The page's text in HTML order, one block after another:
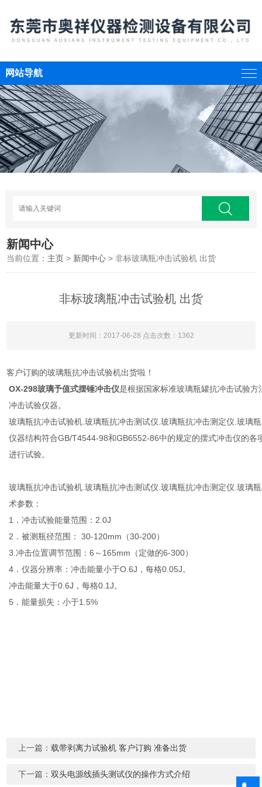
网站导航
新闻中心
当前位置： 主页 > 新闻中心 > 非标玻璃瓶冲击试验机 出货
非标玻璃瓶冲击试验机 出货
更新时间：2017-06-28 点击次数：1362
客户订购的玻璃瓶抗冲击试验机出货啦！
OX-298玻璃予值式摆锤冲击仪是根据国家标准玻璃瓶罐抗冲击试验
冲击试验仪器。
玻璃瓶抗冲击试验机.玻璃瓶抗冲击测试仪.玻璃瓶抗冲击测定仪.玻璃
仪器结构符合GB/T4544-98和GB6552-86中的规定的摆式冲击仪的
进行试验。
玻璃瓶抗冲击试验机.玻璃瓶抗冲击测试仪.玻璃瓶抗冲击测定仪.玻璃
术参数：
1．冲击试验能量范围：2.0J
2．被测瓶径范围： 30-120mm（30-200）
3.冲击位置调节范围：6～165mm（定做的6-300）
4．仪器分辨率：冲击能量小于O.6J，每格0.05J。
冲击能量大于0.6J，每格0.1J。
5．能量损失：小于1.5%
上一篇：载带剥离力试验机 客户订购 准备出货
下一篇：双头电源线插头测试仪的操作方式介绍